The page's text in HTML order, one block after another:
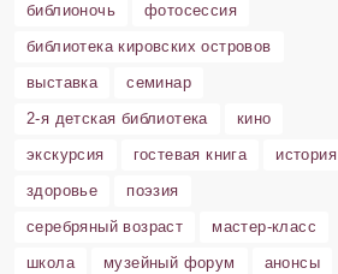
библионочь
фотосессия
библиотека кировских островов
выставка
семинар
2-я детская библиотека
кино
экскурсия
гостевая книга
история
здоровье
поэзия
серебряный возраст
мастер-класс
школа
музейный форум
анонсы